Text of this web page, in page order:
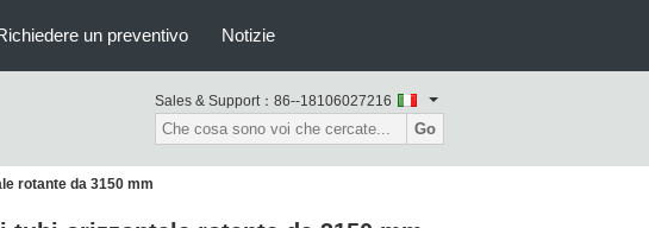
un preventivo Notizie
Sales & Support： 86--18106027216
Go
rotante da 3150 mm